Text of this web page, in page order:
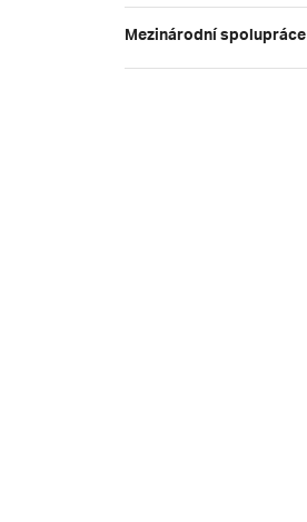
Mezinárodní spolupráce